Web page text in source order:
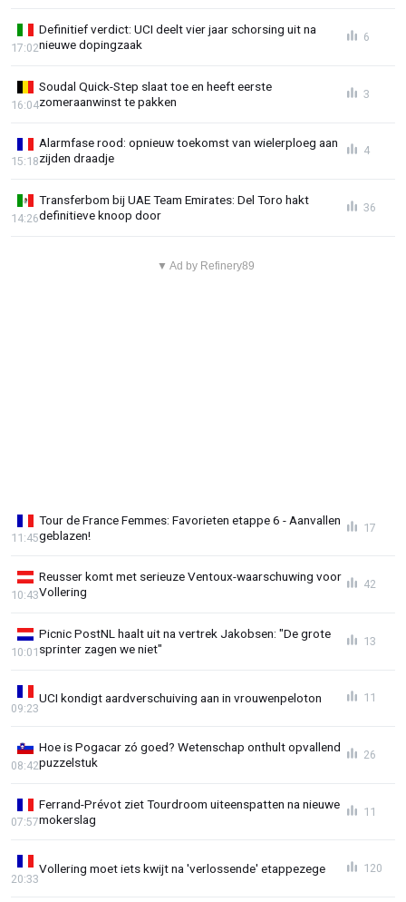
Definitief verdict: UCI deelt vier jaar schorsing uit na
nieuwe dopingzaak
17:02
6
Soudal Quick-Step slaat toe en heeft eerste
zomeraanwinst te pakken
16:04
3
Alarmfase rood: opnieuw toekomst van wielerploeg aan
zijden draadje
15:18
4
Transferbom bij UAE Team Emirates: Del Toro hakt
definitieve knoop door
14:26
36
▼ Ad by Refinery89
Tour de France Femmes: Favorieten etappe 6 - Aanvallen
geblazen!
11:45
17
Reusser komt met serieuze Ventoux-waarschuwing voor
Vollering
10:43
42
Picnic PostNL haalt uit na vertrek Jakobsen: "De grote
sprinter zagen we niet"
10:01
13
UCI kondigt aardverschuiving aan in vrouwenpeloton
09:23
11
Hoe is Pogacar zó goed? Wetenschap onthult opvallend
puzzelstuk
08:42
26
Ferrand-Prévot ziet Tourdroom uiteenspatten na nieuwe
mokerslag
07:57
11
Vollering moet iets kwijt na 'verlossende' etappezege
20:33
120